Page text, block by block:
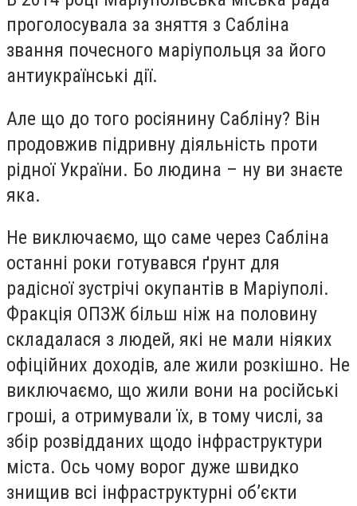
проголосувала за зняття з Сабліна
звання почесного маріупольця за його
антиукраїнські дії.
Але що до того росіянину Сабліну? Він
продовжив підривну діяльність проти
рідної України. Бо людина – ну ви знаєте
яка.
Не виключаємо, що саме через Сабліна
останні роки готувався ґрунт для
радісної зустрічі окупантів в Маріуполі.
Фракція ОПЗЖ більш ніж на половину
складалася з людей, які не мали ніяких
офіційних доходів, але жили розкішно. Не
виключаємо, що жили вони на російські
гроші, а отримували їх, в тому числі, за
збір розвідданих щодо інфраструктури
міста. Ось чому ворог дуже швидко
знищив всі інфраструктурні об’єкти